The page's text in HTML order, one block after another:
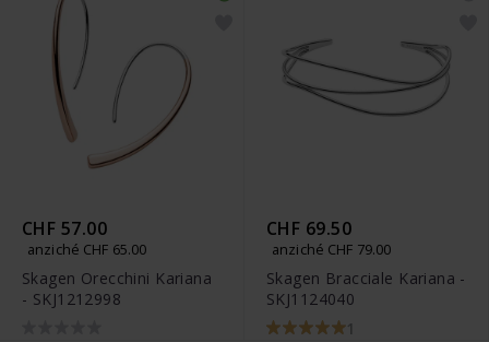
CHF 57.00
anziché CHF 65.00
Skagen Orecchini Kariana
- SKJ1212998
CHF 69.50
anziché CHF 79.00
Skagen Bracciale Kariana -
SKJ1124040
1